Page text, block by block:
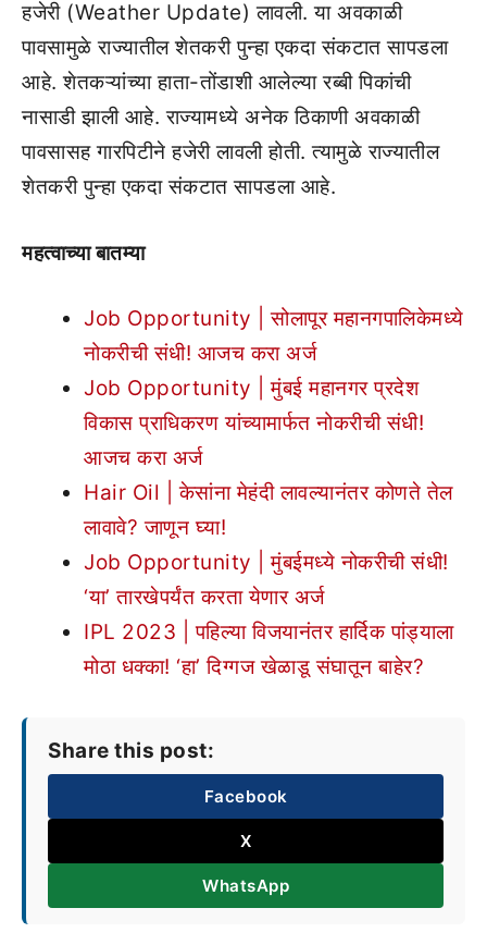
हजेरी (Weather Update) लावली. या अवकाळी
पावसामुळे राज्यातील शेतकरी पुन्हा एकदा संकटात सापडला
आहे. शेतकऱ्यांच्या हाता-तोंडाशी आलेल्या रब्बी पिकांची
नासाडी झाली आहे. राज्यामध्ये अनेक ठिकाणी अवकाळी
पावसासह गारपिटीने हजेरी लावली होती. त्यामुळे राज्यातील
शेतकरी पुन्हा एकदा संकटात सापडला आहे.
महत्वाच्या बातम्या
Job Opportunity | सोलापूर महानगपालिकेमध्ये
नोकरीची संधी! आजच करा अर्ज
Job Opportunity | मुंबई महानगर प्रदेश
विकास प्राधिकरण यांच्यामार्फत नोकरीची संधी!
आजच करा अर्ज
Hair Oil | केसांना मेहंदी लावल्यानंतर कोणते तेल
लावावे? जाणून घ्या!
Job Opportunity | मुंबईमध्ये नोकरीची संधी!
‘या’ तारखेपर्यंत करता येणार अर्ज
IPL 2023 | पहिल्या विजयानंतर हार्दिक पांड्याला
मोठा धक्का! ‘हा’ दिग्गज खेळाडू संघातून बाहेर?
Share this post:
Facebook
X
WhatsApp